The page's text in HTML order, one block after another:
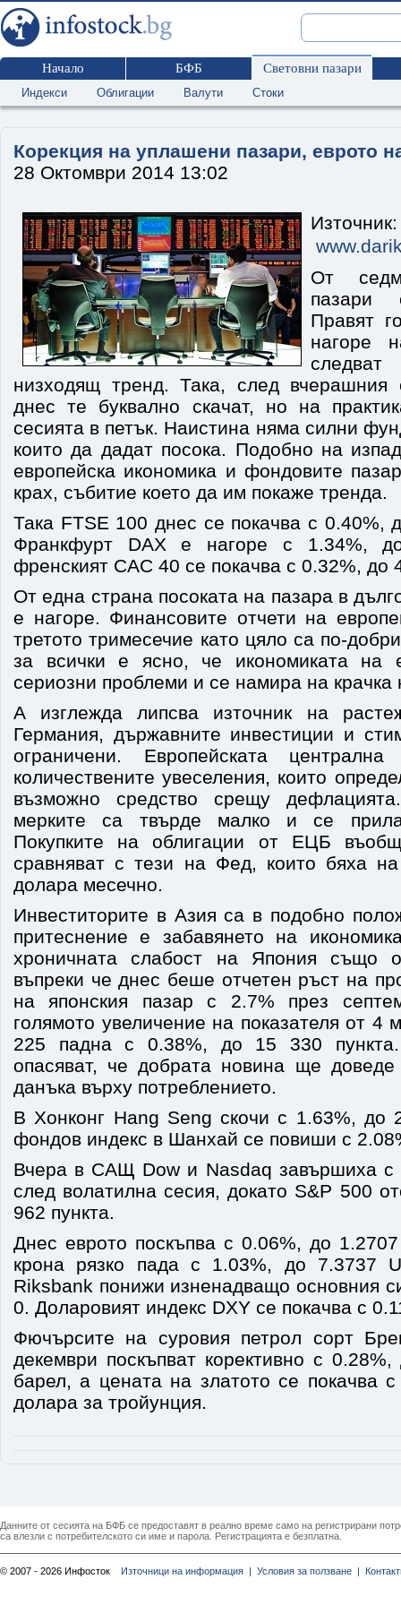
Начало БФБ Световни пазари
Индекси Облигации Валути Стоки
Корекция на уплашени пазари, еврото
28 Октомври 2014 13:02
Източник:
От
пазари
Правят
нагоре
низходящ тренд. Така, след вчерашния
днес те буквално скачат, но на
сесията в петък. Наистина няма силни
които да дадат посока. Подобно на
европейска икономика и фондовите
крах, събитие което да им покаже тренда.
Така FTSE 100 днес се покачва с 0.40%,
Франкфурт DAX е нагоре с 1.34%,
френският CAC 40 се покачва с 0.32%, до
От една страна посоката на пазара в
е нагоре. Финансовите отчети на
третото тримесечие като цяло са по-
за всички е ясно, че икономиката на
сериозни проблеми и се намира на крачка
А изглежда липсва източник на
Германия, държавните инвестиции и
ограничени. Европейската
количествените увеселения, които
възможно средство срещу
мерките са твърде малко и се
Покупките на облигации от ЕЦБ
сравняват с тези на Фед, които бяха
долара месечно.
Инвеститорите в Азия са в подобно
притеснение е забавянето на
хроничната слабост на Япония също
въпреки че днес беше отчетен ръст на
на японския пазар с 2.7% през
голямото увеличение на показателя от 4
225 падна с 0.38%, до 15 330 пункта.
опасяват, че добрата новина ще
данъка върху потреблението.
В Хонконг Hang Seng скочи с 1.63%, до
фондов индекс в Шанхай се повиши с
Вчера в САЩ Dow и Nasdaq завършиха
след волатилна сесия, докато S&P 500
962 пункта.
Днес еврото поскъпва с 0.06%, до
крона рязко пада с 1.03%, до 7.3737
Riksbank понижи изненадващо основния
0. Доларовият индекс DXY се покачва с
Фючърсите на суровия петрол сорт
декември поскъпват корективно с
барел, а цената на златото се покачва
долара за тройунция.
Данните от сесията на БФБ се предоставят в реално време само на регистрирани
са влезли с потребителското си име и парола. Регистрацията е безплатна.
© 2007 - 2026 Инфосток Източници на информация | Условия за ползване |